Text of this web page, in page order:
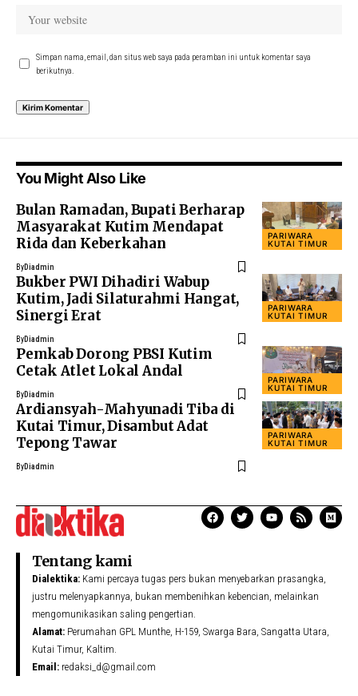
Simpan nama, email, dan situs web saya pada peramban ini untuk komentar saya
berikutnya.
You Might Also Like
PARIWARA
KUTAI TIMUR
Bulan Ramadan, Bupati Berharap
Masyarakat Kutim Mendapat
Rida dan Keberkahan
ByDiadmin
PARIWARA
KUTAI TIMUR
Bukber PWI Dihadiri Wabup
Kutim, Jadi Silaturahmi Hangat,
Sinergi Erat
ByDiadmin
PARIWARA
KUTAI TIMUR
Pemkab Dorong PBSI Kutim
Cetak Atlet Lokal Andal
ByDiadmin
PARIWARA
KUTAI TIMUR
Ardiansyah-Mahyunadi Tiba di
Kutai Timur, Disambut Adat
Tepong Tawar
ByDiadmin
Tentang kami
Dialektika: Kami percaya tugas pers bukan menyebarkan prasangka,
justru melenyapkannya, bukan membenihkan kebencian, melainkan
mengomunikasikan saling pengertian.
Alamat: Perumahan GPL Munthe, H-159, Swarga Bara, Sangatta Utara,
Kutai Timur, Kaltim.
Email: redaksi_d@gmail.com